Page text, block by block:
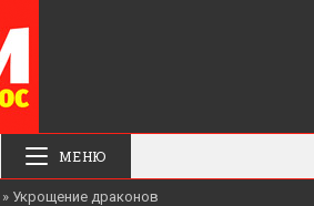
МЕНЮ
» Укрощение драконов